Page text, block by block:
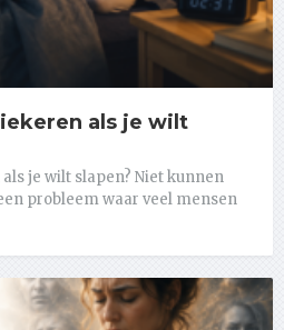
als je wilt
je wilt slapen? Niet kunnen
probleem waar veel mensen